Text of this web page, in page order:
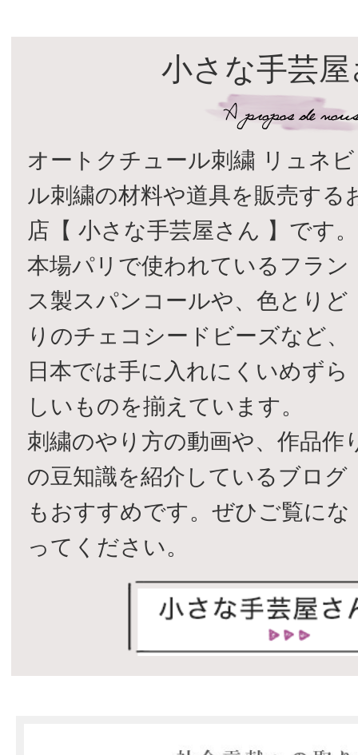
小さな手芸
オートクチュール刺繍 リュネビ
ル刺繍の材料や道具を販売する
店【 小さな手芸屋さん 】です。
本場パリで使われているフラン
ス製スパンコールや、色とりど
りのチェコシードビーズなど、
日本では手に入れにくいめずら
しいものを揃えています。
刺繍のやり方の動画や、作品作
の豆知識を紹介しているブログ
もおすすめです。ぜひご覧にな
ってください。